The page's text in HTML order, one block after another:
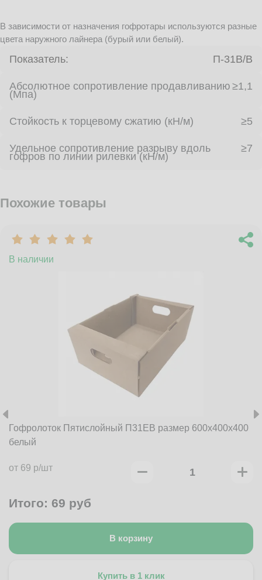
В зависимости от назначения гофротары используются разные
цвета наружного лайнера (бурый или белый).
Показатель: П-31В/B
Абсолютное сопротивление продавливанию
(Мпа)
≥1,1
Стойкость к торцевому сжатию (кН/м) ≥5
Удельное сопротивление разрыву вдоль
гофров по линии рилевки (кН/м)
≥7
Похожие товары
В наличии
Гофролоток Пятислойный П31EB размер 600x400x400
белый
от 69 р/шт
Итого: 69 руб
В корзину
Купить в 1 клик